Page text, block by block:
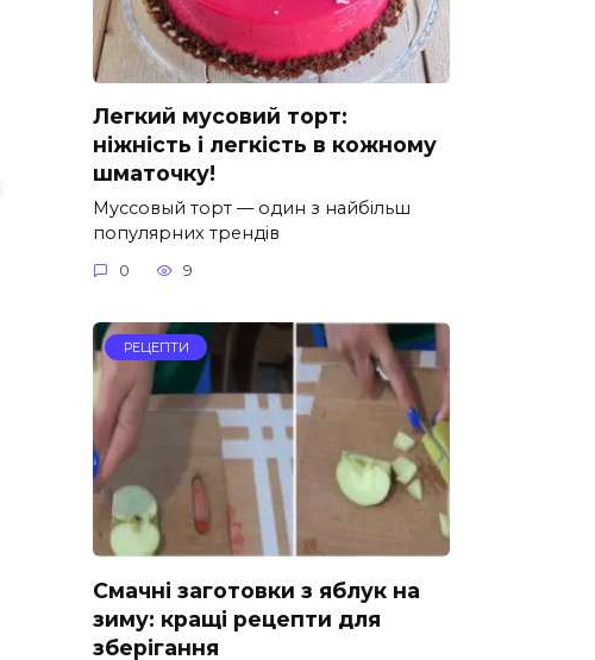
Легкий мусовий торт:
ніжність і легкість в кожному
шматочку!
Муссовый торт — один з найбільш
популярних трендів
0 9
РЕЦЕПТИ
Смачні заготовки з яблук на
зиму: кращі рецепти для
зберігання